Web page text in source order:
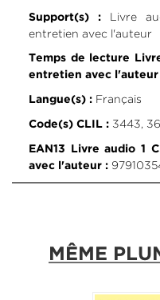
Support(s) :
Livre
entretien avec l'auteur
Temps de lecture
entretien avec l'auteur
Langue(s) :Français
Code(s) CLIL :3443,
EAN13 Livre audio 1
avec l'auteur :
MÊME